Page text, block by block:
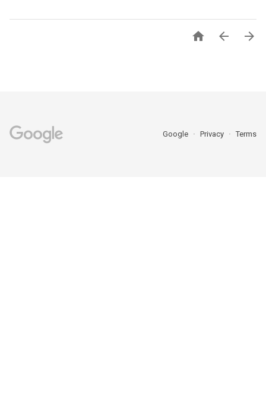
  
Google Privacy Terms